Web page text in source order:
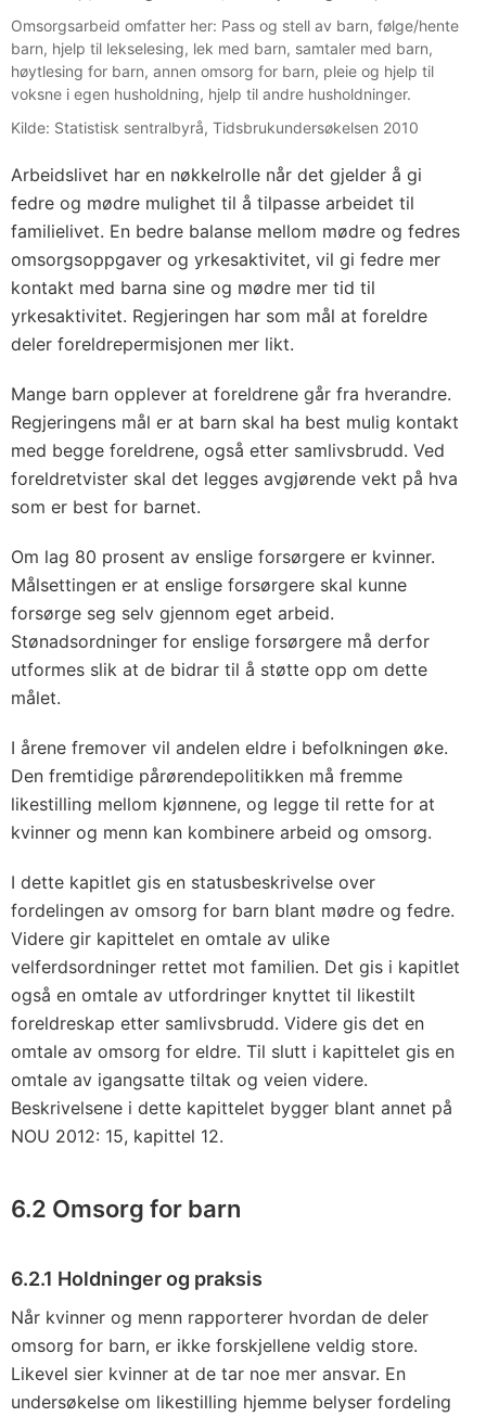
Omsorgsarbeid omfatter her: Pass og stell av barn, følge/hente
barn, hjelp til lekselesing, lek med barn, samtaler med barn,
høytlesing for barn, annen omsorg for barn, pleie og hjelp til
voksne i egen husholdning, hjelp til andre husholdninger.
Kilde: Statistisk sentralbyrå, Tidsbrukundersøkelsen 2010
Arbeidslivet har en nøkkelrolle når det gjelder å gi
fedre og mødre mulighet til å tilpasse arbeidet til
familielivet. En bedre balanse mellom mødre og fedres
omsorgsoppgaver og yrkesaktivitet, vil gi fedre mer
kontakt med barna sine og mødre mer tid til
yrkesaktivitet. Regjeringen har som mål at foreldre
deler foreldrepermisjonen mer likt.
Mange barn opplever at foreldrene går fra hverandre.
Regjeringens mål er at barn skal ha best mulig kontakt
med begge foreldrene, også etter samlivsbrudd. Ved
foreldretvister skal det legges avgjørende vekt på hva
som er best for barnet.
Om lag 80 prosent av enslige forsørgere er kvinner.
Målsettingen er at enslige forsørgere skal kunne
forsørge seg selv gjennom eget arbeid.
Stønadsordninger for enslige forsørgere må derfor
utformes slik at de bidrar til å støtte opp om dette
målet.
I årene fremover vil andelen eldre i befolkningen øke.
Den fremtidige pårørendepolitikken må fremme
likestilling mellom kjønnene, og legge til rette for at
kvinner og menn kan kombinere arbeid og omsorg.
I dette kapitlet gis en statusbeskrivelse over
fordelingen av omsorg for barn blant mødre og fedre.
Videre gir kapittelet en omtale av ulike
velferdsordninger rettet mot familien. Det gis i kapitlet
også en omtale av utfordringer knyttet til likestilt
foreldreskap etter samlivsbrudd. Videre gis det en
omtale av omsorg for eldre. Til slutt i kapittelet gis en
omtale av igangsatte tiltak og veien videre.
Beskrivelsene i dette kapittelet bygger blant annet på
NOU 2012: 15, kapittel 12.
6.2 Omsorg for barn
6.2.1 Holdninger og praksis
Når kvinner og menn rapporterer hvordan de deler
omsorg for barn, er ikke forskjellene veldig store.
Likevel sier kvinner at de tar noe mer ansvar. En
undersøkelse om likestilling hjemme belyser fordeling